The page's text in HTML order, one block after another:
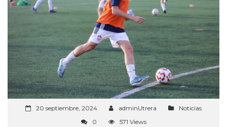
20 septiembre, 2024 adminUtrera
Noticias
0
571 Views